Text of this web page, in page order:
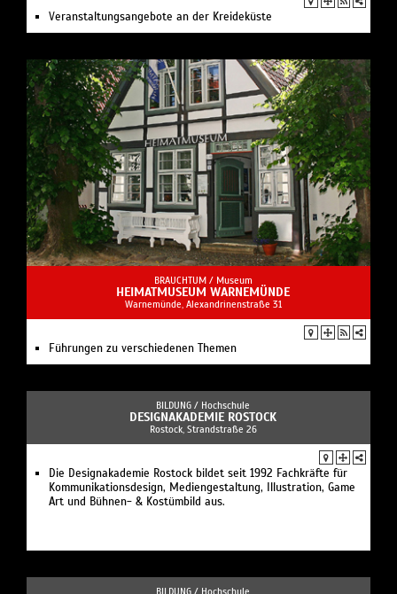
Veranstaltungsangebote an der Kreideküste
BRAUCHTUM / Museum
HEIMATMUSEUM WARNEMÜNDE
Warnemünde, Alexandrinenstraße 31
Führungen zu verschiedenen Themen
BILDUNG / Hochschule
DESIGNAKADEMIE ROSTOCK
Rostock, Strandstraße 26
Die Designakademie Rostock bildet seit 1992 Fachkräfte für
Kommunikationsdesign, Mediengestaltung, Illustration, Game
Art und Bühnen- & Kostümbild aus.